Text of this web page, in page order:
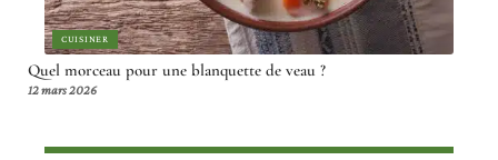
CUISINER
Quel morceau pour une blanquette de veau ?
12 mars 2026